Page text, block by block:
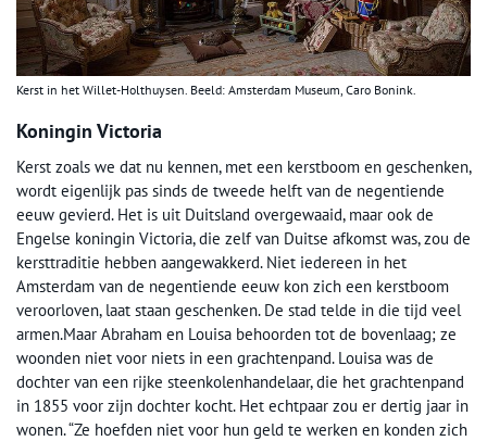
Kerst in het Willet-Holthuysen. Beeld: Amsterdam Museum, Caro Bonink.
Koningin Victoria
Kerst zoals we dat nu kennen, met een kerstboom en geschenken,
wordt eigenlijk pas sinds de tweede helft van de negentiende
eeuw gevierd. Het is uit Duitsland overgewaaid, maar ook de
Engelse koningin Victoria, die zelf van Duitse afkomst was, zou de
kersttraditie hebben aangewakkerd. Niet iedereen in het
Amsterdam van de negentiende eeuw kon zich een kerstboom
veroorloven, laat staan geschenken. De stad telde in die tijd veel
armen.Maar Abraham en Louisa behoorden tot de bovenlaag; ze
woonden niet voor niets in een grachtenpand. Louisa was de
dochter van een rijke steenkolenhandelaar, die het grachtenpand
in 1855 voor zijn dochter kocht. Het echtpaar zou er dertig jaar in
wonen. “Ze hoefden niet voor hun geld te werken en konden zich